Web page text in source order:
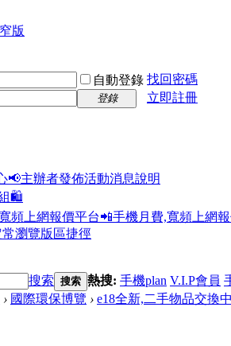
版
自動登錄 找回密碼
登錄
立即註冊
📢主辦者發佈活動消息說明
🛍️
頻上網報價平台📲手機月費,寬頻上網
常瀏覽版區捷徑
搜索 搜索 熱搜: 手機plan V.I.P會員
› 國際環保博覽 › e18全新,二手物品交換